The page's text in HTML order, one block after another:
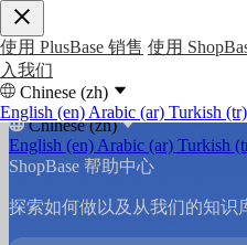
使用 PlusBase 销售 使用
入我们
Chinese (zh)
English (en) Arabic (ar) Turkish (tr)
Chinese (zh)
English (en) Arabic (ar) Turkish
ShopBase 帮助中心
探索如何做以及从我们的知识